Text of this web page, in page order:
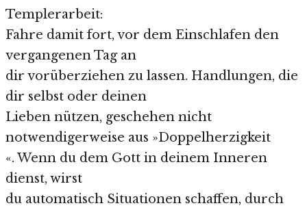
Templerarbeit:
Fahre damit fort, vor dem Einschlafen den
vergangenen Tag an
dir vorüberziehen zu lassen. Handlungen, die
dir selbst oder deinen
Lieben nützen, geschehen nicht
notwendigerweise aus »Doppelherzigkeit
«. Wenn du dem Gott in deinem Inneren
dienst, wirst
du automatisch Situationen schaffen, durch